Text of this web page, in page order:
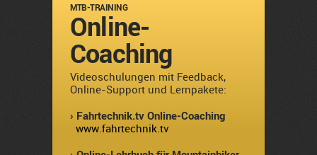
MTB-TRAINING
Online-
Coaching
Videoschulungen mit Feedback,
Online-Support und Lernpakete:
› Fahrtechnik.tv Online-Coaching
www.fahrtechnik.tv